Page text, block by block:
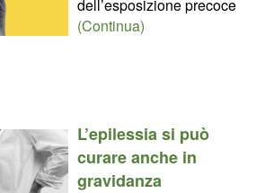
dell’esposizione precoce
(Continua)
L’epilessia si può
curare anche in
gravidanza